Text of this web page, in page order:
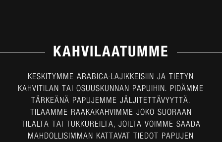
KAHVILAATUMME
KESKITYMME ARABICA-LAJIKKEISIIN JA TIETYN
KAHVITILAN TAI OSUUSKUNNAN PAPUIHIN. PIDÄMME
TÄRKEÄNÄ PAPUJEMME JÄLJITETTÄVYYTTÄ.
TILAAMME RAAKAKAHVIMME JOKO SUORAAN
TILALTA TAI TUKKUREILTA, JOILTA VOIMME SAADA
MAHDOLLISIMMAN KATTAVAT TIEDOT PAPUJEN